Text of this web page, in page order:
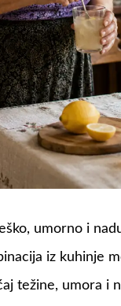
umorno i
iz kuhinje
težine, umora i